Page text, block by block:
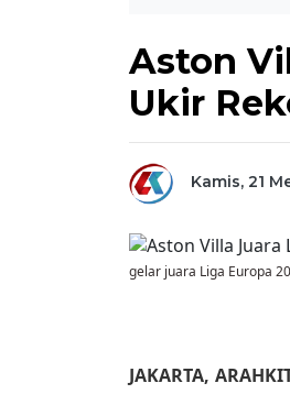
Aston
Ukir
Kamis, 21
gelar juara Liga Europa
JAKARTA,